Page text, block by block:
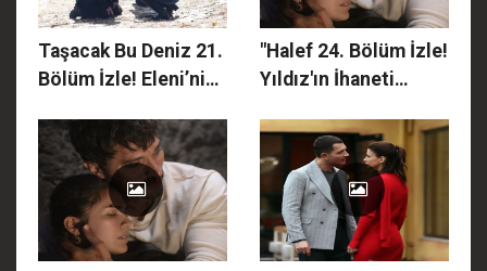
Taşacak Bu Deniz 21.
Bölüm İzle! Eleni’nin
Öyle Bir Şey İstedi
Ki... Yer Yerinden
Oynayacak!
"Halef 24. Bölüm İzle!
Yıldız'ın İhaneti
Kardeşlik Sırrına
Adım Adım
Yaklaşıyor!"